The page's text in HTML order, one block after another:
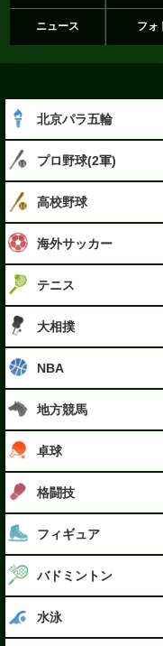
ニュース フォ
北京パラ五輪
プロ野球(2軍)
高校野球
海外サッカー
テニス
大相撲
NBA
地方競馬
卓球
格闘技
フィギュア
バドミントン
水泳